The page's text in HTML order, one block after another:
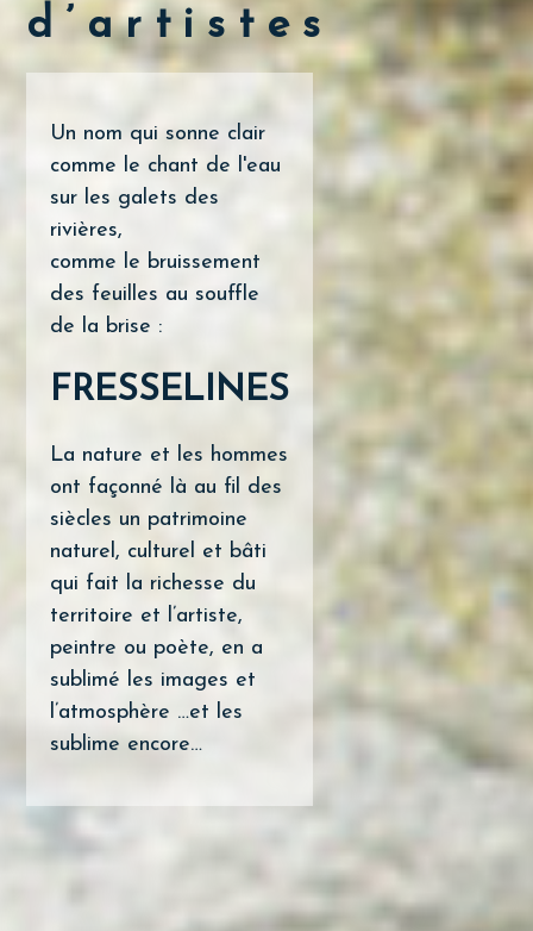
d’artistes
Un nom qui sonne clair
comme le chant de l'eau
sur les galets des
rivières,
comme le bruissement
des feuilles au souffle
de la brise :
FRESSELINES
La nature et les hommes
ont façonné là au fil des
siècles un patrimoine
naturel, culturel et bâti
qui fait la richesse du
territoire et l’artiste,
peintre ou poète, en a
sublimé les images et
l’atmosphère …et les
sublime encore…